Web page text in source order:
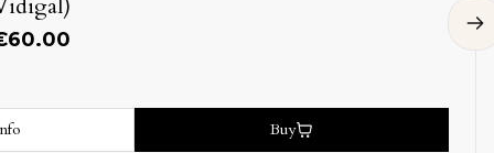
60.00
Buy